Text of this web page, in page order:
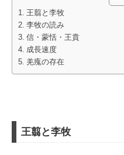
王翦と李牧
李牧の読み
信・蒙恬・王賁
成長速度
羌瘣の存在
王翦と李牧